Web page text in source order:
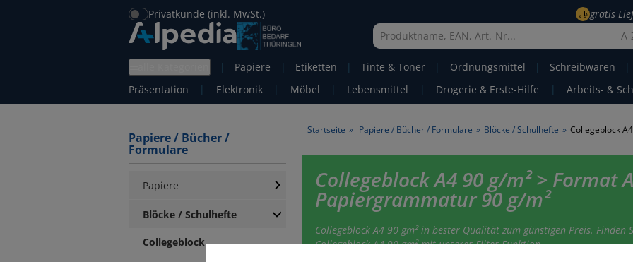
Privatkunde (inkl. MwSt.) gratis
A-
| Papiere | Etiketten | Tinte & Toner | Ordnungsmittel | Schreibwaren |
Präsentation
| Elektronik | Möbel | Lebensmittel | Drogerie & Erste-Hilfe | Arbeits- &
Papiere / Bücher /
Formulare
Papiere
Blöcke / Schulhefte
Collegeblock
Startseite » Papiere / Bücher / Formulare » Blöcke / Schulhefte » Collegeblock
Collegeblock A4 90 g/m² > Format
Papiergrammatur 90 g/m²
Collegeblock A4 90 gm² in bester Qualität zum günstigen Preis. Finden
Collegeblock A4 90 gm² mit unserer Filter-Funktion.